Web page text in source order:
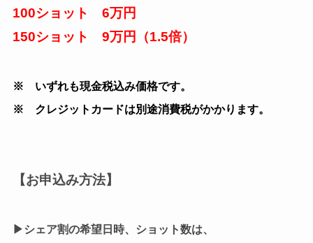
100ショット 6万円
150ショット 9万円（1.5倍）
※ いずれも現金税込み価格です。
※ クレジットカードは別途消費税がかかります。
【お申込み方法】
▶︎シェア割の希望日時、ショット数は、